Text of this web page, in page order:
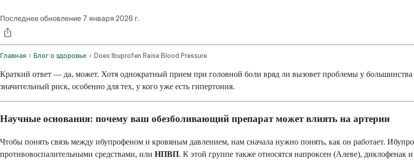
Последнее обновление 7 января 2026 г.
Главная Блог о здоровье Does Ibuprofen Raise Blood Pressure
Краткий ответ — да, может. Хотя однократный прием при головной боли вряд ли вызовет проблемы у
значительный риск, особенно для тех, у кого уже есть гипертония.
Научные основания: почему ваш обезболивающий препарат может влиять на артерии
Чтобы понять связь между ибупрофеном и кровяным давлением, нам сначала нужно понять, как он работает.
противовоспалительными средствами, или НПВП. К этой группе также относятся напроксен (Алеве), диклофенак